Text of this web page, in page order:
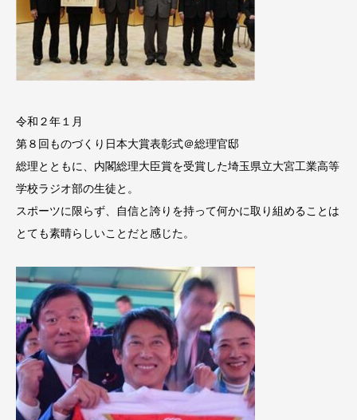
令和２年１月
第８回ものづくり日本大賞表彰式＠総理官邸
総理とともに、内閣総理大臣賞を受賞した埼玉県立大宮工業高等
学校ラジオ部の生徒と。
スポーツに限らず、自信と誇りを持って何かに取り組めることは
とても素晴らしいことだと感じた。